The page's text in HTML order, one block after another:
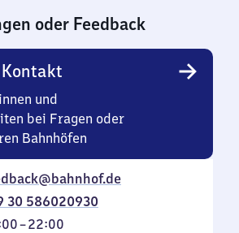
oder Feedback
und
bei Fragen oder
Bahnhöfen
30 586020930
–22:00